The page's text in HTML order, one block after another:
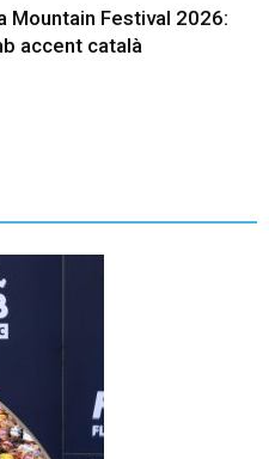
Mountain Festival 2026:
accent català